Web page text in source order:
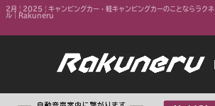
2月 | 2025 | キャンピングカー・軽キャンピングカーのことならラクネ
ル｜Rakuneru